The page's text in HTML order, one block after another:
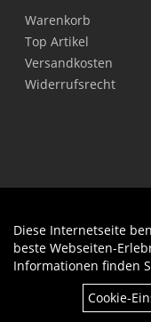
Warenkorb
Top Artikel
Versandkosten
Widerrufsrecht
Diese Internetseite
beste Webseiten-
Informationen finden
Cookie-